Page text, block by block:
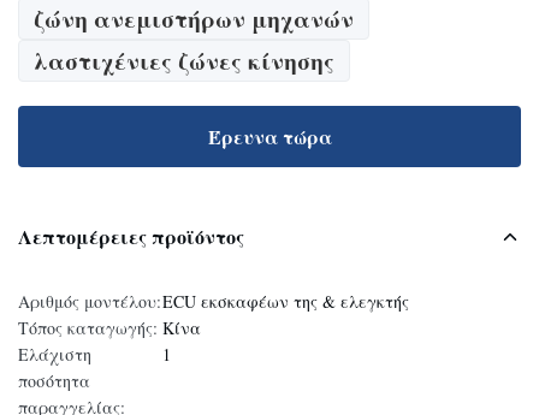
ζώνη ανεμιστήρων μηχανών
λαστιχένιες ζώνες κίνησης
Έρευνα τώρα
Λεπτομέρειες προϊόντος
Αριθμός μοντέλου:ECU εκσκαφέων της & ελεγκτής
Τόπος καταγωγής: Κίνα
Ελάχιστη
ποσότητα
παραγγελίας:
1